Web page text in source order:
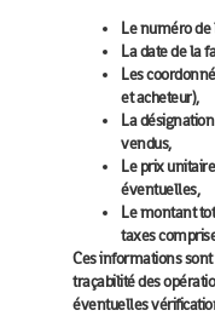
Le numéro de
La date de la
Les
et acheteur),
La
vendus,
Le prix
éventuelles,
Le montant
taxes
Ces informations
traçabilité des
éventuelles